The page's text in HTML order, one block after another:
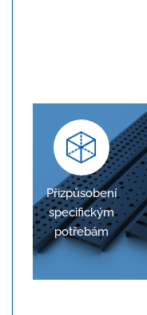
Přizpůsobení
specifickým
potřebám